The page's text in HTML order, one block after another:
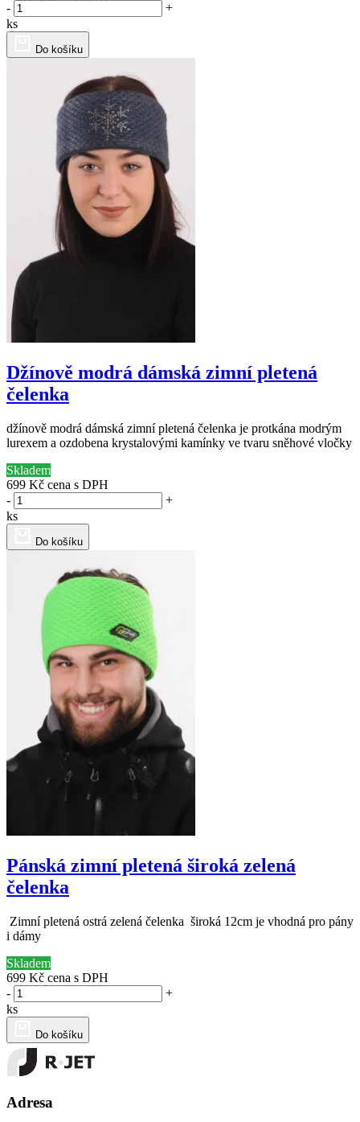
-
+
ks
Do košíku
Džínově modrá dámská zimní pletená
čelenka
džínově modrá dámská zimní pletená čelenka je protkána modrým
lurexem a ozdobena krystalovými kamínky ve tvaru sněhové vločky
Skladem
699 Kč cena s DPH
-
+
ks
Do košíku
Pánská zimní pletená široká zelená
čelenka
Zimní pletená ostrá zelená čelenka široká 12cm je vhodná pro pány
i dámy
Skladem
699 Kč cena s DPH
-
+
ks
Do košíku
Adresa